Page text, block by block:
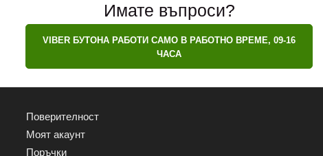
Имате въпроси?
VIBER БУТОНА РАБОТИ САМО В РАБОТНО ВРЕМЕ, 09-16
ЧАСА
Поверителност
Моят акаунт
Поръчки